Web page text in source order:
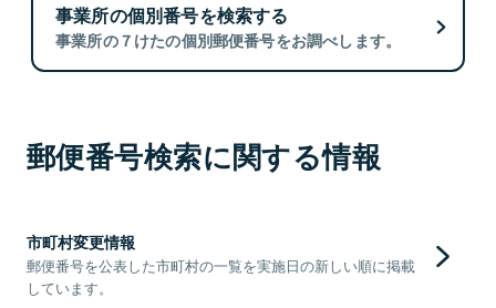
事業所の個別番号を検索する
事業所の７けたの個別郵便番号をお調べします。
郵便番号検索に関する情報
市町村変更情報
郵便番号を公表した市町村の一覧を実施日の新しい順に掲載
しています。